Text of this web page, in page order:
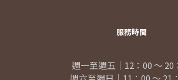
服務時間
週一至週五｜12：00 ～ 20